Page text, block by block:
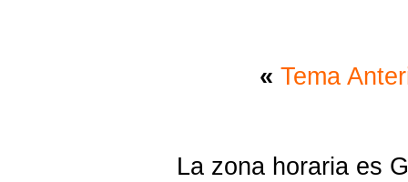
« Tema
La zona horaria es